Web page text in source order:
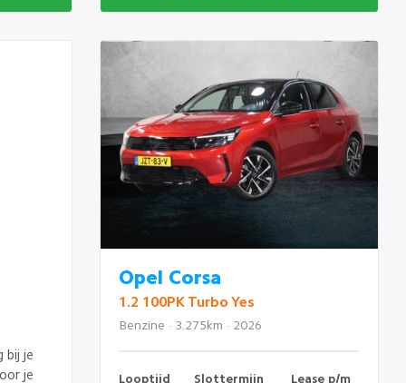
bij je
je
Opel Corsa
1.2 100PK Turbo Yes
Benzine · 3.275km · 2026
Looptijd Slottermijn Lease p/m